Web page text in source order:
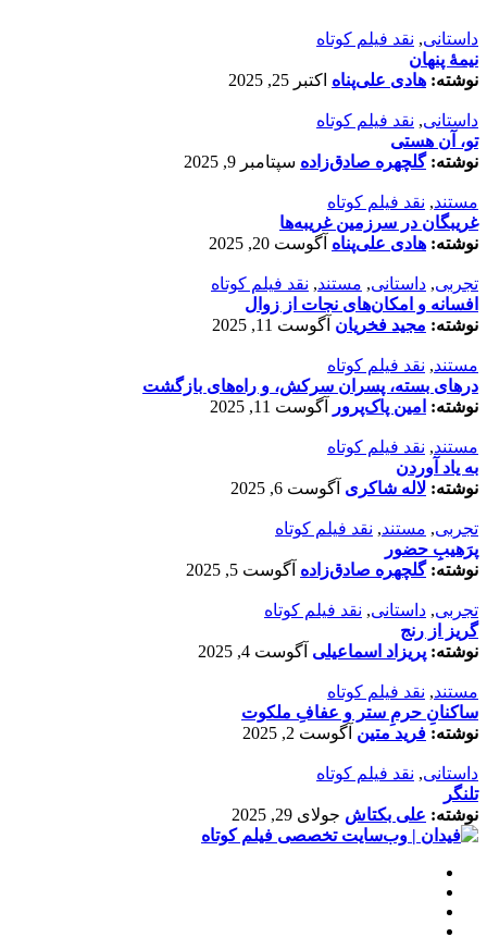
داستانی, نقد فیلم کوتاه
نیمۀ پنهان
نوشته: هادی علی‌پناه اکتبر 25, 2025
داستانی, نقد فیلم کوتاه
تو، آن هستی
نوشته:گلچهره صادق‌زاده سپتامبر 9, 2025
مستند, نقد فیلم کوتاه
غریبگان در سرزمین غریبه‌ها
نوشته: هادی علی‌پناه آگوست 20, 2025
تجربی, داستانی, مستند, نقد فیلم کوتاه
افسانه‌ و امکان‌های نجات از زوال
نوشته: مجید فخریان آگوست 11, 2025
مستند, نقد فیلم کوتاه
درهای بسته، پسران سرکش، و راه‌های بازگشت
نوشته: امین پاک‌پرور آگوست 11, 2025
مستند, نقد فیلم کوتاه
به یاد آوردن
نوشته: لاله شاکری آگوست 6, 2025
تجربی, مستند, نقد فیلم کوتاه
پرَهیب‌ِ حضور
نوشته:گلچهره صادق‌زاده آگوست 5, 2025
تجربی, داستانی, نقد فیلم کوتاه
گریز از رنج
نوشته: پریزاد اسماعیلی آگوست 4, 2025
مستند, نقد فیلم کوتاه
ساکنانِ حرمِ ستر و عفافِ ملکوت
نوشته: فرید متین آگوست 2, 2025
داستانی, نقد فیلم کوتاه
تلنگر
نوشته: علی بکتاش جولای 29, 2025